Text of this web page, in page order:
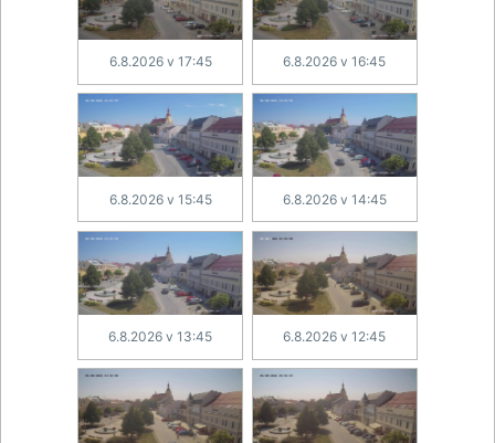
6.8.2026 v 17:45 6.8.2026 v 16:45
6.8.2026 v 15:45 6.8.2026 v 14:45
6.8.2026 v 13:45 6.8.2026 v 12:45